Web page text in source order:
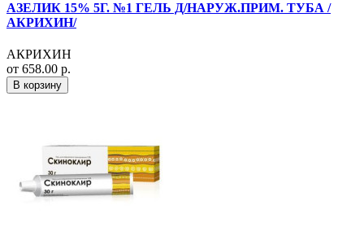
АЗЕЛИК 15% 5Г. №1 ГЕЛЬ Д/НАРУЖ.ПРИМ. ТУБА /
АКРИХИН/
АКРИХИН
от 658.00 р.
В корзину